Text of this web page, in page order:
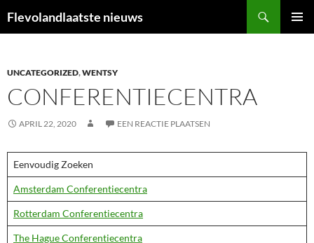
naar
Flevolandlaatste nieuws
UNCATEGORIZED,WENTSY
CONFERENTIECENTRA
APRIL 22, 2020 EEN REACTIE PLAATSEN
Eenvoudig Zoeken
Amsterdam Conferentiecentra
Rotterdam Conferentiecentra
The Hague Conferentiecentra